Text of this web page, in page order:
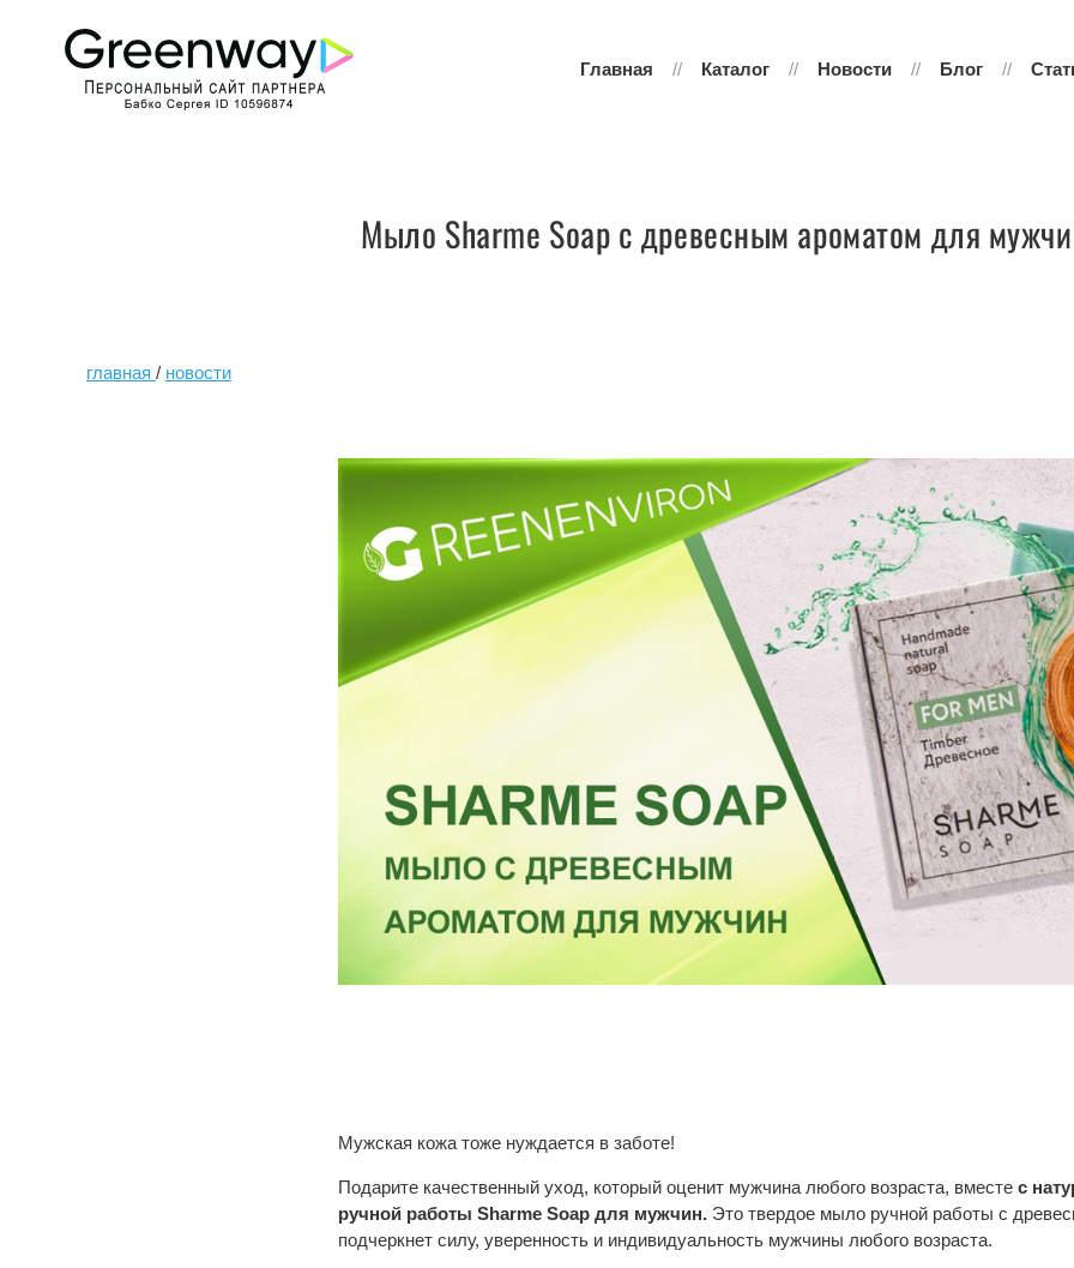
Главная Каталог Новости Блог
Мыло Sharme Soap с древесным ароматом для
главная / новости
Мужская кожа тоже нуждается в заботе!
Подарите качественный уход, который оценит мужчина любого возраста, вместе с
ручной работы Sharme Soap для мужчин. Это твердое мыло ручной работы с
подчеркнет силу, уверенность и индивидуальность мужчины любого возраста.